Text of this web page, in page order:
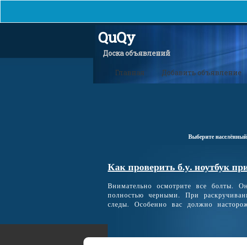
QuQy
Доска объявлений
Главная
Добавить объявление
Выберите
Как проверить б.у. ноутбук
Внимательно осмотрите все болты.
полностью черными. При
следы. Особенно вас должно